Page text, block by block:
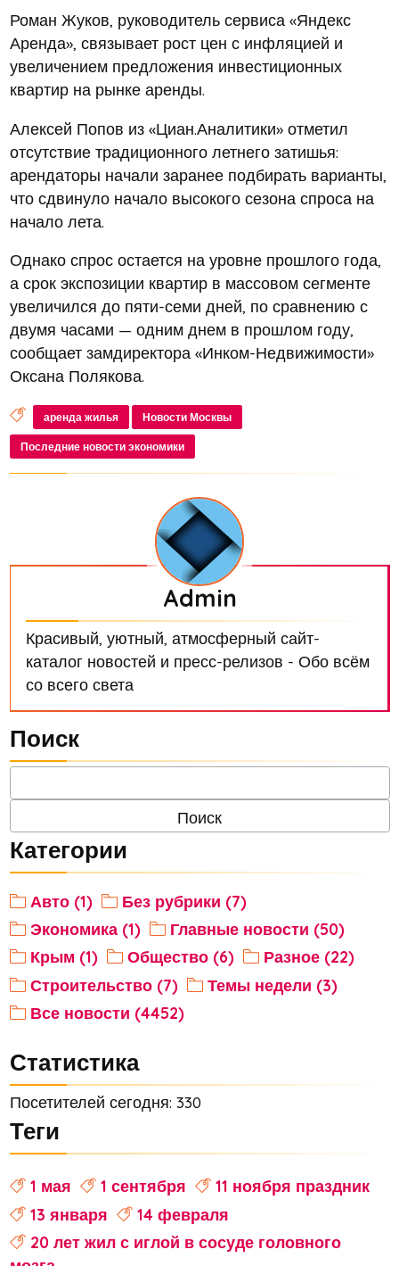
Роман Жуков, руководитель сервиса «Яндекс
Аренда», связывает рост цен с инфляцией и
увеличением предложения инвестиционных
квартир на рынке аренды.
Алексей Попов из «Циан.Аналитики» отметил
отсутствие традиционного летнего затишья:
арендаторы начали заранее подбирать варианты,
что сдвинуло начало высокого сезона спроса на
начало лета.
Однако спрос остается на уровне прошлого года,
а срок экспозиции квартир в массовом сегменте
увеличился до пяти-семи дней, по сравнению с
двумя часами — одним днем в прошлом году,
сообщает замдиректора «Инком-Недвижимости»
Оксана Полякова.
аренда жилья Новости Москвы
Последние новости экономики
Admin
Красивый, уютный, атмосферный сайт-
каталог новостей и пресс-релизов - Обо всём
со всего света
Поиск
Категории
Авто (1)
Без рубрики (7)
Экономика (1)
Главные новости (50)
Крым (1)
Общество (6)
Разное (22)
Строительство (7)
Темы недели (3)
Все новости (4452)
Статистика
Посетителей сегодня: 330
Теги
1 мая 1 сентября
11 ноября праздник
13 января
14 февраля
20 лет жил с иглой в сосуде головного